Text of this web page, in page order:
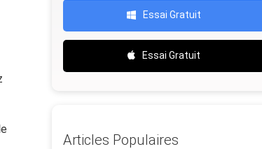
Essai Gratuit
Essai Gratuit
Articles Populaires